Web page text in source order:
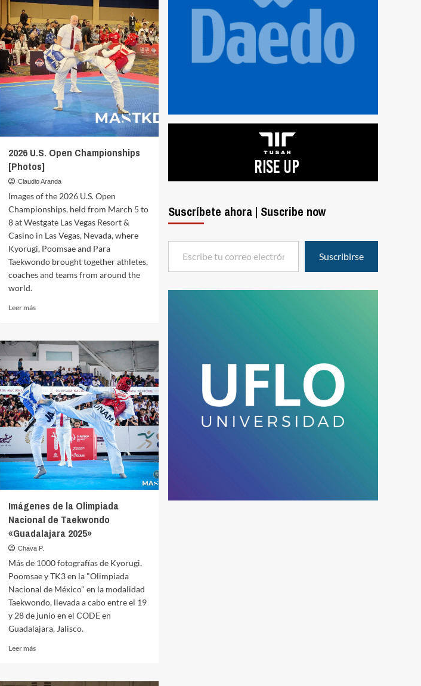
2026 U.S. Open Championships
[Photos]
Claudio Aranda
Images of the 2026 U.S. Open
Championships, held from March 5 to
8 at Westgate Las Vegas Resort &
Casino in Las Vegas, Nevada, where
Kyorugi, Poomsae and Para
Taekwondo brought together athletes,
coaches and teams from around the
world.
Leer másLeer
2026
U.S.
Open
Championships
[Photos]
Imágenes de la Olimpiada
Nacional de Taekwondo
«Guadalajara 2025»
Chava P.
Más de 1000 fotografías de Kyorugi,
Poomsae y TK3 en la "Olimpiada
Nacional de México" en la modalidad
Taekwondo, llevada a cabo entre el 19
y 28 de junio en el CODE en
Guadalajara, Jalisco.
Leer másLeer
Imágenes
Suscríbete ahora | Suscribe now
Escribe tu correo electrónico…
Suscribirse